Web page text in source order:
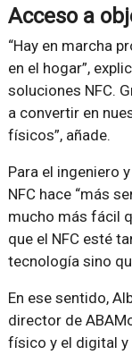
Acceso a
Hay en marcha
en el hogar ,
soluciones NFC.
a convertir en
físicos , añade.
Para el ingeniero
NFC hace más
mucho más fácil
que el NFC esté
tecnología sino
En ese sentido,
director de
físico y el digital y